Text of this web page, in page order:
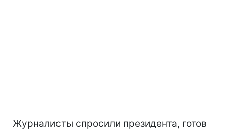
Журналисты спросили президента, готов